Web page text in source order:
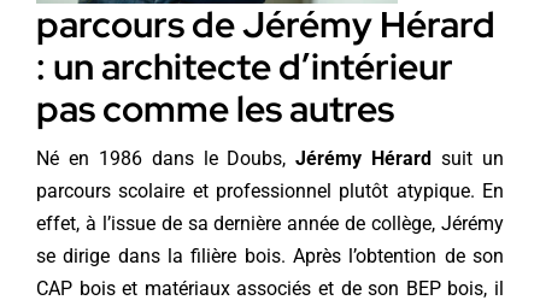
parcours de Jérémy Hérard
: un architecte d’intérieur
pas comme les autres
Né en 1986 dans le Doubs,Jérémy Hérard suit un
parcours scolaire et professionnel plutôt atypique. En
effet, à l’issue de sa dernière année de collège, Jérémy
se dirige dans la filière bois. Après l’obtention de son
CAP bois et matériaux associés et de son BEP bois, il